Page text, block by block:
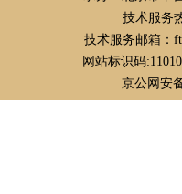
技术服务
技术服务邮箱：
网站标识码
京公网安